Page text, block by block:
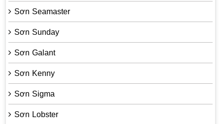
Sơn Seamaster
Sơn Sunday
Sơn Galant
Sơn Kenny
Sơn Sigma
Sơn Lobster